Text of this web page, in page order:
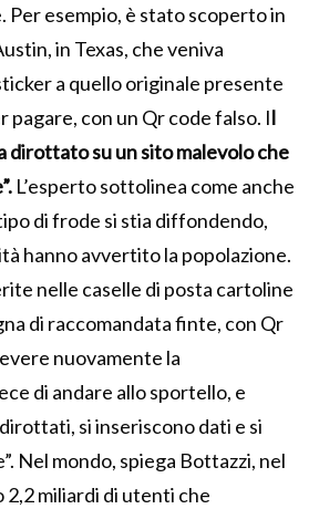
Per esempio, è stato scoperto in
in Texas, che veniva
a quello originale presente
pagare, con un Qr code falso. Il
dirottato su un sito malevolo che
L’esperto sottolinea come anche
di frode si stia diffondendo,
hanno avvertito la popolazione.
nelle caselle di posta cartoline
di raccomandata finte, con Qr
nuovamente la
di andare allo sportello, e
si inseriscono dati e si
Nel mondo, spiega Bottazzi, nel
2,2 miliardi di utenti che